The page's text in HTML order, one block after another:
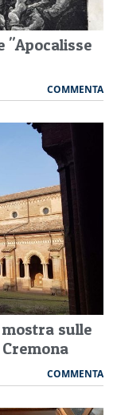
"Apocalisse
COMMENTA
sulle
COMMENTA